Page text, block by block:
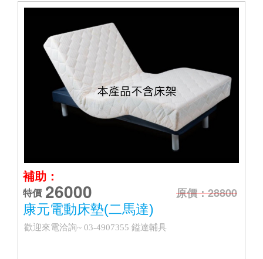
補助：
特價 26000
原價：28800
康元電動床墊(二馬達)
歡迎來電洽詢~ 03-4907355 鎰達輔具